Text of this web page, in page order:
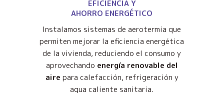
EFICIENCIA Y
AHORRO ENERGÉTICO
Instalamos sistemas de aerotermia que
permiten mejorar la eficiencia energética
de la vivienda, reduciendo el consumo y
aprovechando energía renovable del
aire para calefacción, refrigeración y
agua caliente sanitaria.